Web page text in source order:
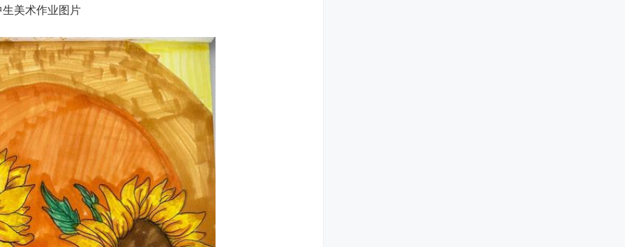
美术作业图片